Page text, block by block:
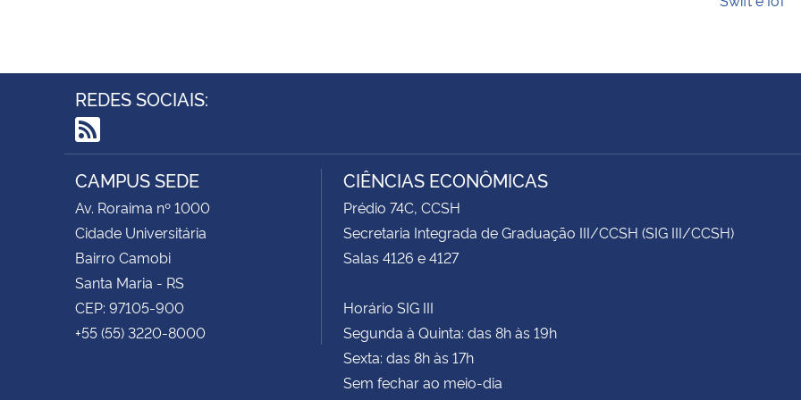
REDES SOCIAIS:
RSS
CAMPUS SEDE
Av. Roraima nº 1000
Cidade Universitária
Bairro Camobi
Santa Maria - RS
CEP: 97105-900
+55 (55) 3220-8000
CIÊNCIAS ECONÔMICAS
Prédio 74C, CCSH
Secretaria Integrada de Graduação III/CCSH (SIG III/CCSH)
Salas 4126 e 4127
Horário SIG III
Segunda à Quinta: das 8h às 19h
Sexta: das 8h às 17h
Sem fechar ao meio-dia